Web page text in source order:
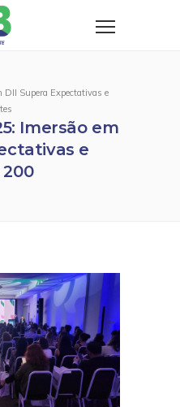
Supera Expectativas e
Imersão em
e